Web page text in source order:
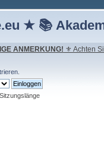
★ 📚
ANMERKUNG! ⚜ Achten
.